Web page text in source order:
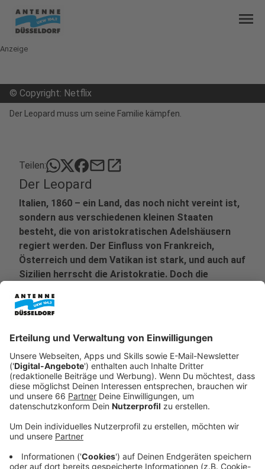
menu
Anzeige
© Copyright: Netflix
Der Leopard muss um seine Familie kämpfen.
Teilen: mailopen_in_new
Der Leopard
Italien, 1860 – ein Land, das noch nicht vereint ist,
sondern aus verschiedenen kleinen Staaten
besteht, die von aristokratischen Adelshäusern
regiert werden. Der Einfluss von Frankreich,
Österreich und dem Vatikan ist stark, und auch auf
Sizilien herrscht die Aristokratie. Doch die
geeintes Italien, frei von den Einflüssen anderer
Nationen und der alten Reichenklasse.
Veröffentlicht:Freitag, 28.03.2025 20:02
Don Fabrizio Corbera (Kim Rossi Stuart), der Fürst von